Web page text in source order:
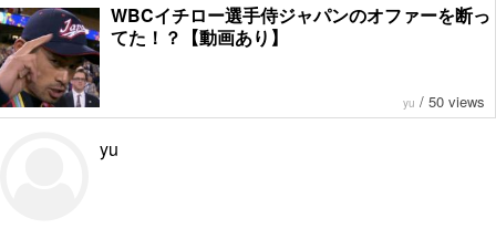
WBCイチロー選手侍ジャパンのオファーを断っ
てた！？【動画あり】
yu / 50 views
yu